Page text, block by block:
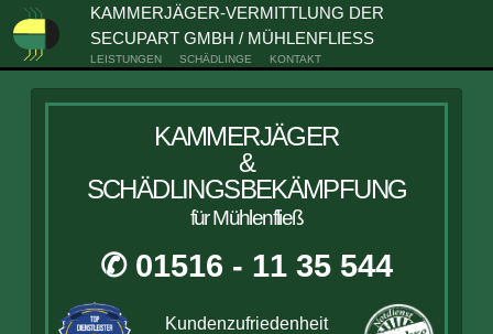
KAMMERJÄGER-VERMITTLUNG DER
SECUPART GMBH / MÜHLENFLIESS
LEISTUNGEN SCHÄDLINGE KONTAKT
KAMMERJÄGER
&
SCHÄDLINGSBEKÄMPFUNG
für Mühlenfließ
✆ 01516 - 11 35 544
Kundenzufriedenheit